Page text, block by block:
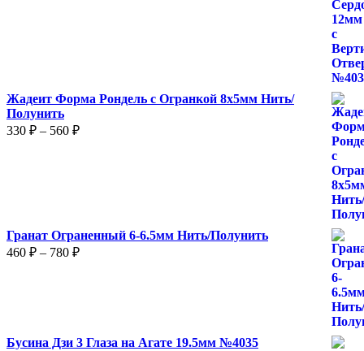
Жадеит Форма Рондель с Огранкой 8х5мм Нить/
Полунить
330 ₽ – 560 ₽Диапазон
Гранат Ограненный 6-6.5мм Нить/Полунить
460 ₽ – 780 ₽Диапазон
Бусина Дзи 3 Глаза на Агате 19.5мм №4035